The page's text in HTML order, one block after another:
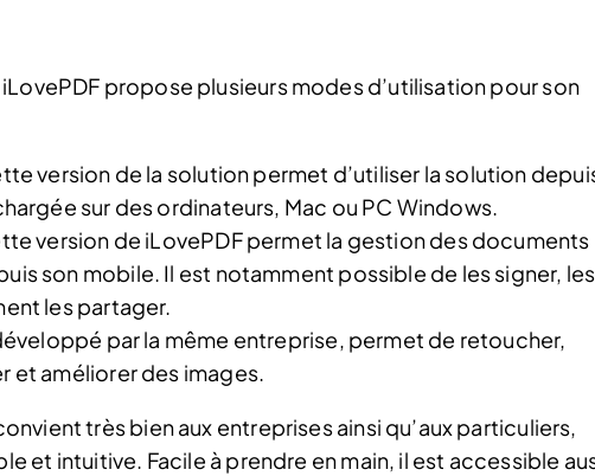
propose plusieurs modes d’utilisation pour son
version de la solution permet d’utiliser la solution
sur des ordinateurs, Mac ou PC Windows.
version de iLovePDF permet la gestion des documents
son mobile. Il est notamment possible de les signer, les
les partager.
par la même entreprise, permet de retoucher,
et améliorer des images.
très bien aux entreprises ainsi qu’aux particuliers,
et intuitive. Facile à prendre en main, il est accessible